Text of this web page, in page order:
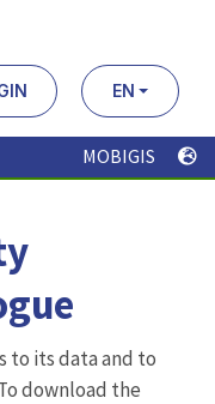
EN
MOBIGIS
to its data and to
download the